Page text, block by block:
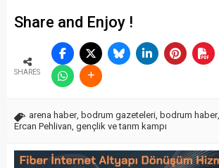
Share and Enjoy !
SHARES
arena haber, bodrum gazeteleri bodrum haber,
Ercan Pehlivan gençlik ve tarım kampı